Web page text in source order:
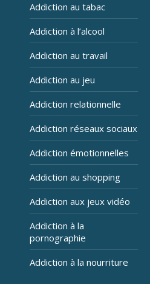
Addiction au tabac
Addiction à l’alcool
Addiction au travail
Addiction au jeu
Addiction relationnelle
Addiction réseaux sociaux
Addiction émotionnelles
Addiction au shopping
Addiction aux jeux vidéo
Addiction à la
pornographie
Addiction à la nourriture